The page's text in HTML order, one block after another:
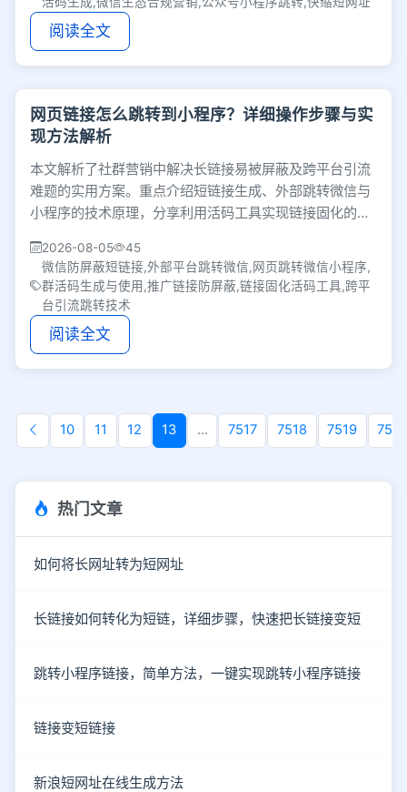
阅读全文
网页链接怎么跳转到小程序？详细操作步骤与实
现方法解析
本文解析了社群营销中解决长链接易被屏蔽及跨平台引流
难题的实用方案。重点介绍短链接生成、外部跳转微信与
小程序的技术原理，分享利用活码工具实现链接固化的经
2026-08-05
45
微信防屏蔽短链接,外部平台跳转微信,网页跳转微信小程序,
群活码生成与使用,推广链接防屏蔽,链接固化活码工具,跨平
台引流跳转技术
阅读全文
10 11 12 13 ... 7517 7518 7519
热门文章
如何将长网址转为短网址
长链接如何转化为短链，详细步骤，快速把长链接变短
跳转小程序链接，简单方法，一键实现跳转小程序链接
链接变短链接
新浪短网址在线生成方法